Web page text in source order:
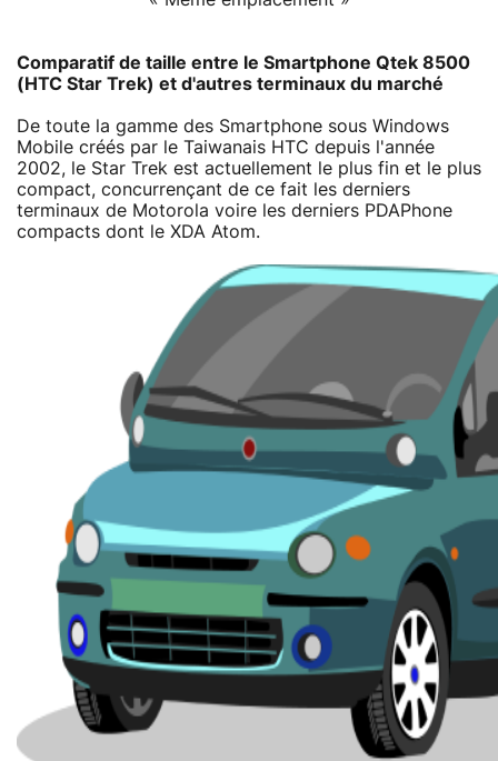
Comparatif de taille entre le Smartphone Qtek 8500
(HTC Star Trek) et d'autres terminaux du marché
De toute la gamme des Smartphone sous Windows
Mobile créés par le Taiwanais HTC depuis l'année
2002, le Star Trek est actuellement le plus fin et le plus
compact, concurrençant de ce fait les derniers
terminaux de Motorola voire les derniers PDAPhone
compacts dont le XDA Atom.